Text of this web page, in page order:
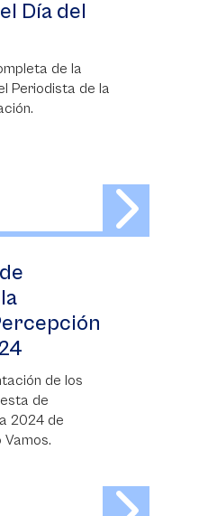
Día del
de la
Periodista de la
de los
de
2024 de